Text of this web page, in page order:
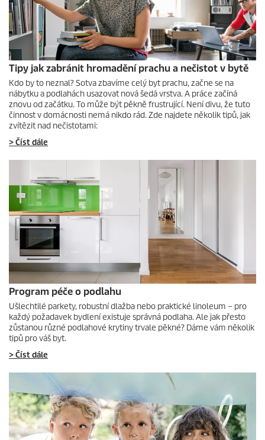
í
Tipy jak zabránit hromadění prachu a nečistot v bytě
Kdo by to neznal? Sotva zbavíme celý byt prachu, začne se na
nábytku a podlahách usazovat nová šedá vrstva. A práce začíná
znovu od začátku. To může být pěkně frustrující. Není divu, že tuto
činnost v domácnosti nemá nikdo rád. Zde najdete několik tipů, jak
zvítězit nad nečistotami:
> Číst dále
Program péče o podlahu
Ušlechtilé parkety, robustní dlažba nebo praktické linoleum – pro
každý požadavek bydlení existuje správná podlaha. Ale jak přesto
zůstanou různé podlahové krytiny trvale pěkné? Dáme vám několik
tipů pro váš byt.
> Číst dále